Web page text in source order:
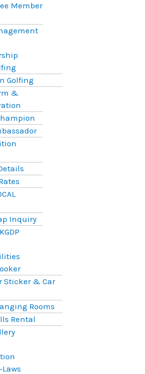
Member
Golfing
&
Inquiry
Sticker & Car
Rooms
Rental
Laws